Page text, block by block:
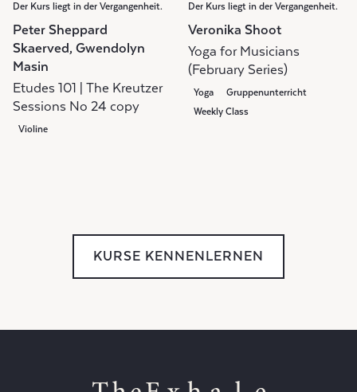
Der Kurs liegt in der Vergangenheit.
Peter Sheppard
Skaerved, Gwendolyn
Masin
Etudes 101 | The Kreutzer
Sessions No 24 copy
Violine
Der Kurs liegt in der Vergangenheit.
Veronika Shoot
Yoga for Musicians
(February Series)
Yoga
Gruppenunterricht
Weekly Class
KURSE KENNENLERNEN